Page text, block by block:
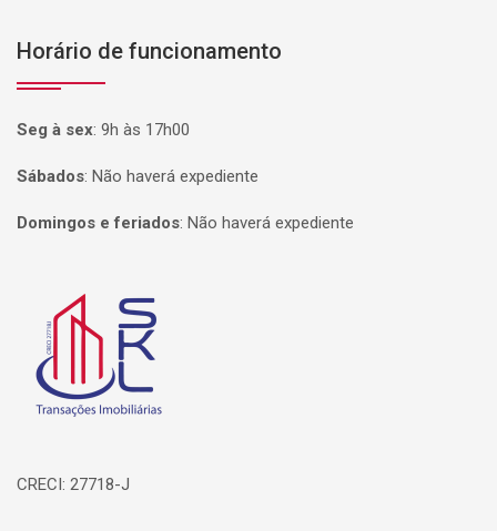
Horário de funcionamento
Seg à sex: 9h às 17h00
Sábados: Não haverá expediente
Domingos e feriados: Não haverá expediente
Página inicial
CRECI: 27718-J